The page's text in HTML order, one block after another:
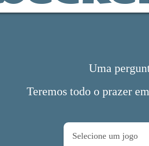
Uma
Teremos todo o prazer
Selecione um jogo